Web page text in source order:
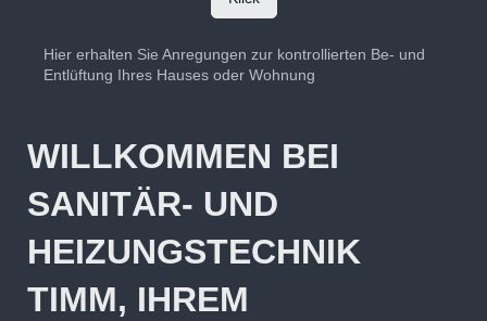
Hier erhalten Sie Anregungen zur kontrollierten Be- und
Entlüftung Ihres Hauses oder Wohnung
WILLKOMMEN BEI
SANITÄR- UND
HEIZUNGSTECHNIK
TIMM, IHREM